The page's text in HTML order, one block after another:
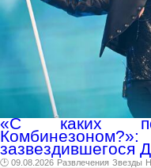
«С каких
зазвездившегося
🕑 09.08.2026 Развлечения Звезды